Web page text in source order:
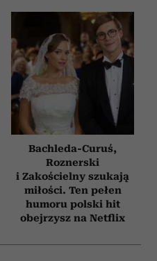
Bachleda-Curuś,
Roznerski
i Zakościelny szukają
miłości. Ten pełen
humoru polski hit
obejrzysz na Netflix